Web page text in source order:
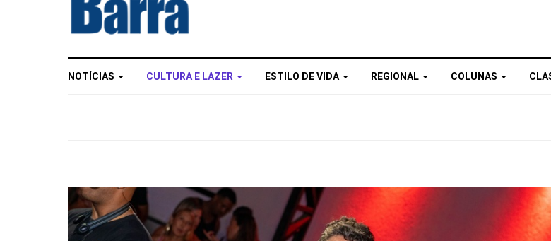
NOTÍCIAS CULTURA E LAZER ESTILO DE VIDA REGIONAL COLUNAS